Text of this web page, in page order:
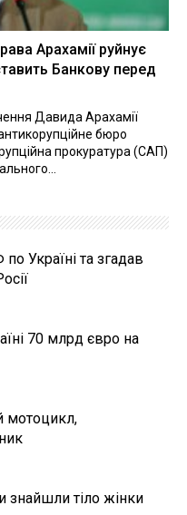
Арахамії руйнує
Банкову перед
Давида Арахамії
бюро
прокуратура (САП)
Україні та згадав
70 млрд євро на
мотоцикл,
знайшли тіло жінки